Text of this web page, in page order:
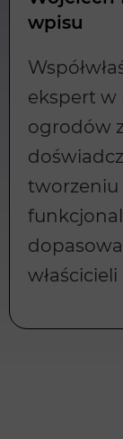
wpisu
ekspert w
ogrodów
tworzeniu